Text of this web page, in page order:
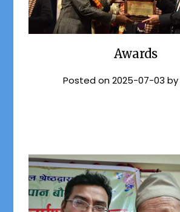
Awards
Posted on2025-07-03 by